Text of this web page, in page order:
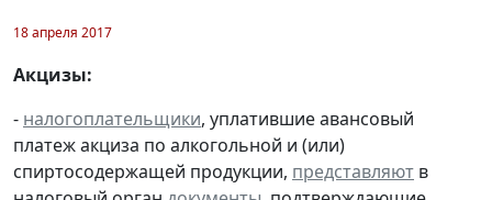
18 апреля 2017
Акцизы:
- налогоплательщики, уплатившие авансовый
платеж акциза по алкогольной и (или)
спиртосодержащей продукции, представляют в